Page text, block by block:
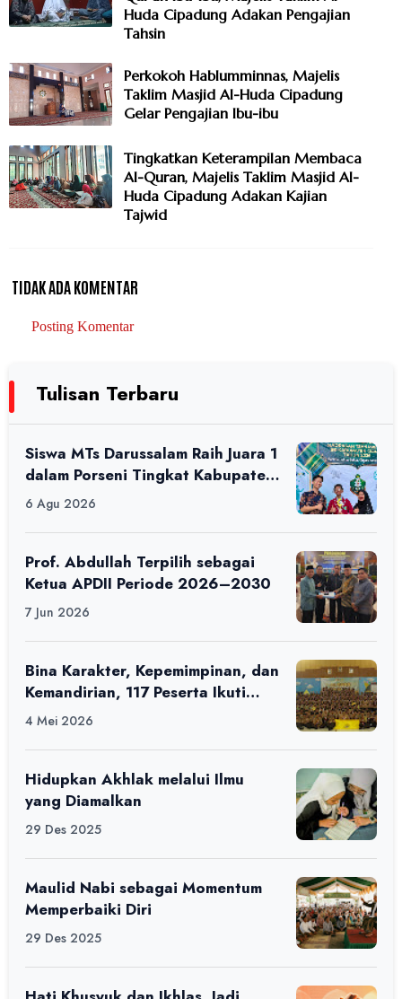
Huda Cipadung Adakan Pengajian
Tahsin
Perkokoh Hablumminnas, Majelis
Taklim Masjid Al-Huda Cipadung
Gelar Pengajian Ibu-ibu
Tingkatkan Keterampilan Membaca
Al-Quran, Majelis Taklim Masjid Al-
Huda Cipadung Adakan Kajian
Tajwid
TIDAK ADA KOMENTAR
Posting Komentar
Tulisan Terbaru
Siswa MTs Darussalam Raih Juara 1
dalam Porseni Tingkat Kabupaten
6 Agu 2026
Prof. Abdullah Terpilih sebagai
Ketua APDII Periode 2026–2030
7 Jun 2026
Bina Karakter, Kepemimpinan, dan
Kemandirian, 117 Peserta Ikuti
Alfaro Camp di MAN 1 Darussalam
4 Mei 2026
Hidupkan Akhlak melalui Ilmu
yang Diamalkan
29 Des 2025
Maulid Nabi sebagai Momentum
Memperbaiki Diri
29 Des 2025